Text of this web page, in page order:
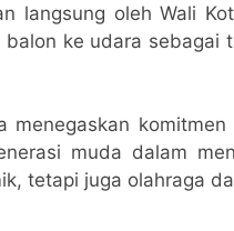
langsung oleh Wali
ke udara sebagai
menegaskan
muda dalam
tetapi juga olahraga